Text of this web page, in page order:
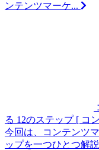
ンテンツマーケ...
る 12のステップ [ コ
今回は、コンテンツ
ップを一つひとつ解